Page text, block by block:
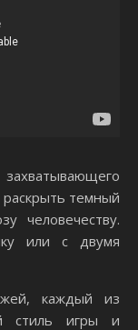
темный
человечеству.
или с двумя
каждый из
стиль игры и